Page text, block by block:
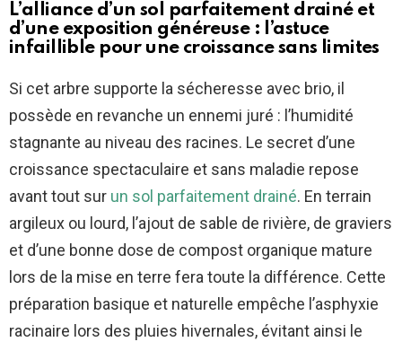
L’alliance d’un sol parfaitement drainé et
d’une exposition généreuse : l’astuce
infaillible pour une croissance sans limites
Si cet arbre supporte la sécheresse avec brio, il
possède en revanche un ennemi juré : l’humidité
stagnante au niveau des racines. Le secret d’une
croissance spectaculaire et sans maladie repose
avant tout sur un sol parfaitement drainé. En terrain
argileux ou lourd, l’ajout de sable de rivière, de graviers
et d’une bonne dose de compost organique mature
lors de la mise en terre fera toute la différence. Cette
préparation basique et naturelle empêche l’asphyxie
racinaire lors des pluies hivernales, évitant ainsi le